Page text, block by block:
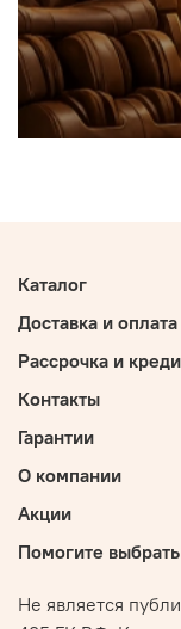
Каталог
Доставка и оплата
Рассрочка и
Контакты
Гарантии
О компании
Акции
Помогите
Не является